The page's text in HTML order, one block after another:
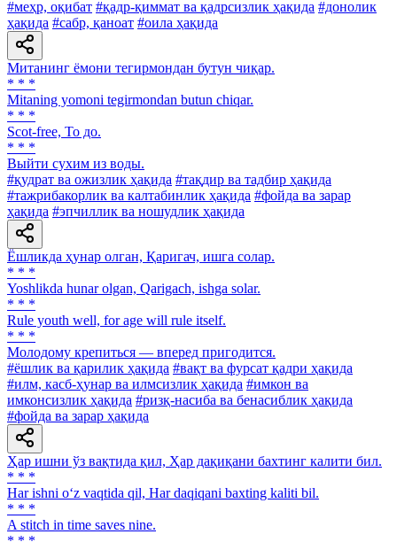
#меҳр, оқибат #қадр-қиммат ва қадрсизлик ҳақида #донолик
ҳақида #сабр, қаноат #оила ҳақида
Митанинг ёмони тегирмондан бутун чиқар.
* * *
Mitaning yomoni tegirmondan butun chiqar.
* * *
Scot-free, То до.
* * *
Выйти сухим из воды.
#қудрат ва ожизлик ҳақида #тақдир ва тадбир ҳақида
#тажрибакорлик ва калтабинлик ҳақида #фойда ва зарар
ҳақида #эпчиллик ва ношудлик ҳақида
Ёшликда ҳунар олган, Қаригач, ишга солар.
* * *
Yoshlikda hunar olgan, Qarigach, ishga solar.
* * *
Rule youth well, for age will rule itself.
* * *
Молодому крепиться — вперед пригодится.
#ёшлик ва қарилик ҳақида #вақт ва фурсат қадри ҳақида
#илм, касб-ҳунар ва илмсизлик ҳақида #имкон ва
имконсизлик ҳақида #ризқ-насиба ва бенасиблик ҳақида
#фойда ва зарар ҳақида
Ҳар ишни ўз вақтида қил, Ҳар дақиқани бахтинг калити бил.
* * *
Har ishni o‘z vaqtida qil, Har daqiqani baxting kaliti bil.
* * *
A stitch in time saves nine.